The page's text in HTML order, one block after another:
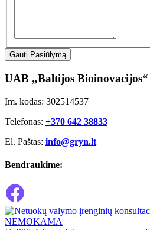
Gauti Pasiūlymą
UAB „Baltijos Bioinovacijos“
Įm. kodas: 302514537
Telefonas: +370 642 38833
El. Paštas: info@gryn.lt
Bendraukime:
NEMOKAMA